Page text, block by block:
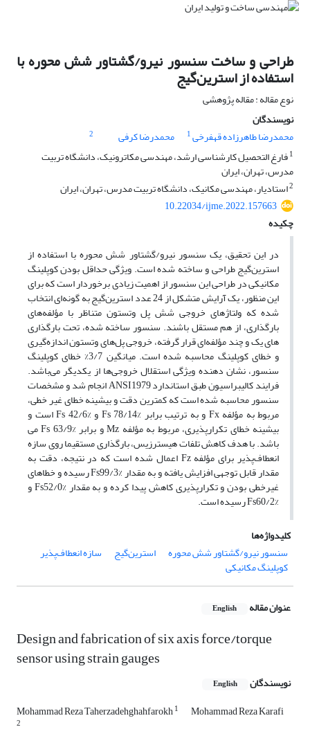
طراحی و ساخت سنسور نیرو/گشتاور شش محوره با
استفاده از استرین‌گیج
نوع مقاله : مقاله پژوهشی
نویسندگان
محمدرضا طاهرزاده قهفرخی1 محمدرضا کرفی
2
1فارغ التحصیل کارشناسی ارشد، مهندسی مکاترونیک، دانشگاه تربیت
مدرس، تهران، ایران
2استادیار، مهندسی مکانیک، دانشگاه تربیت مدرس، تهران، ایران
10.22034/ijme.2022.157663
چکیده
در این تحقیق، یک سنسور نیرو/گشتاور شش محوره با استفاده از
استرین­‌گیج طراحی و ساخته شده است. ویژگی حداقل بودن کوپلینگ
مکانیکی در طراحی این سنسور از اهمیت زیادی برخوردار است که برای
این منظور، یک آرایش متشکل از 24 عدد استرین‌­گیج­ به گونه­‌ای انتخاب
شده که ولتاژهای خروجی­ شش پل وتستون متناظر با مؤلفه‌­های
بارگذاری، از هم مستقل باشند. سنسور ساخته شده، تحت بارگذاری­‌
های یک و چند مؤلفه­‌ای قرار گرفته، خروجی­ پل­‌های وتستون اندازه‌گیری
و خطای کوپلینگ محاسبه شده است. میانگین 3/7% خطای کوپلینگ
سنسور، نشان دهنده ویژگی استقلال خروجی­‌ها از یکدیگر می­‌باشد.
فرایند کالیبراسیون طبق استاندارد ANSI1979 انجام شد و مشخصات
سنسور محاسبه شده است که کمترین دقت و بیشینه خطای غیر خطی،
مربوط به مؤلفه Fx و به ترتیب برابر Fs 78/14% و Fs 42/6% است و
بیشینه خطای تکرارپذیری، مربوط به مؤلفه Mz و برابر Fs 63/9% می­‌
باشد. با هدف کاهش تلفات هیسترزیس، بارگذاری مستقیما روی سازه
انعطاف­‌پذیر برای مؤلفه Fz اعمال شده است که در نتیجه، دقت به
مقدار قابل توجهی افزایش یافته و به مقدار Fs99/3% رسیده و خطاهای
غیرخطی بودن و تکرارپذیری کاهش پیدا کرده و به مقدار Fs52/0% و
Fs60/2% رسیده است.
کلیدواژه‌ها
سنسور نیرو/گشتاور شش محوره
استرین‌گیج سازه انعطاف‌پذیر
کوپلینگ مکانیکی
عنوان مقاله English
Design and fabrication of six axis force/torque
sensor using strain gauges
نویسندگان English
Mohammad Reza Taherzadehghahfarokh1 Mohammad Reza Karafi
2